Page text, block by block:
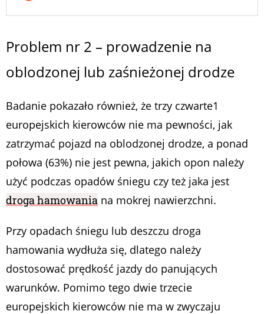
Problem nr 2 – prowadzenie na
oblodzonej lub zaśnieżonej drodze
Badanie pokazało również, że trzy czwarte1
europejskich kierowców nie ma pewności, jak
zatrzymać pojazd na oblodzonej drodze, a ponad
połowa (63%) nie jest pewna, jakich opon należy
użyć podczas opadów śniegu czy też jaka jest
droga hamowania na mokrej nawierzchni.
Przy opadach śniegu lub deszczu droga
hamowania wydłuża się, dlatego należy
dostosować prędkość jazdy do panujących
warunków. Pomimo tego dwie trzecie
europejskich kierowców nie ma w zwyczaju